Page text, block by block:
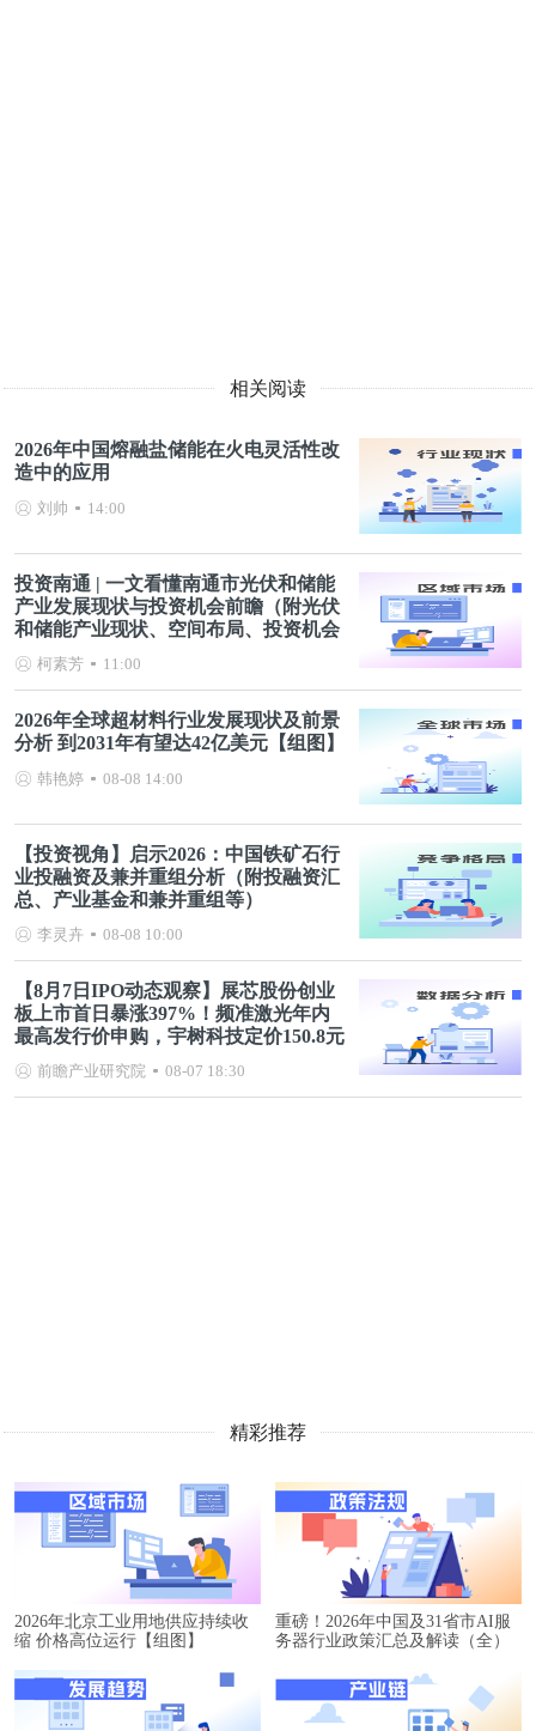
相关阅读
2026年中国熔融盐储能在火电灵活性改
造中的应用
刘帅 14:00
投资南通 | 一文看懂南通市光伏和储能
产业发展现状与投资机会前瞻（附光伏
和储能产业现状、空间布局、投资机会
分析等）
柯素芳 11:00
2026年全球超材料行业发展现状及前景
分析 到2031年有望达42亿美元【组图】
韩艳婷 08-08 14:00
【投资视角】启示2026：中国铁矿石行
业投融资及兼并重组分析（附投融资汇
总、产业基金和兼并重组等）
李灵卉 08-08 10:00
【8月7日IPO动态观察】展芯股份创业
板上市首日暴涨397%！频准激光年内
最高发行价申购，宇树科技定价150.8元
前瞻产业研究院 08-07 18:30
精彩推荐
2026年北京工业用地供应持续收
缩 价格高位运行【组图】
重磅！2026年中国及31省市AI服
务器行业政策汇总及解读（全）